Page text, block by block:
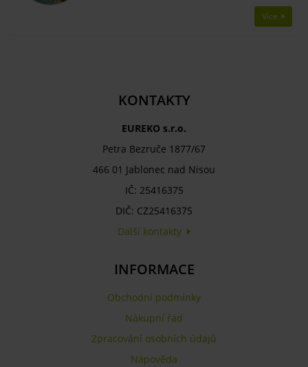
Více
KONTAKTY
EUREKO s.r.o.
Petra Bezruče 1877/67
466 01 Jablonec nad Nisou
IČ: 25416375
DIČ: CZ25416375
Další kontakty
INFORMACE
Obchodní podmínky
Nákupní řád
Zpracování osobních údajů
Nápověda